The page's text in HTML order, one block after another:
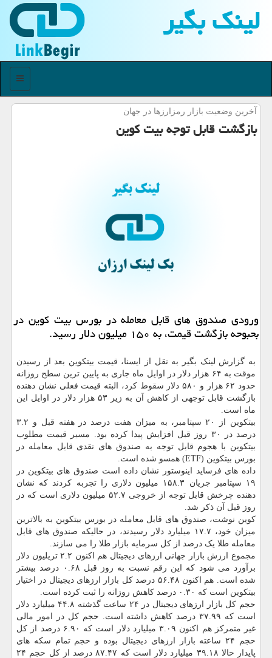
لینك بگیر
منو
آخرین وضعیت بازار رمزارزها در جهان
بازگشت قابل توجه بیت کوین
ورودی صندوق های قابل معامله در بورس بیت کوین در
بحبوحه بازگشت قیمت، به ۱۵۰ میلیون دلار رسید.
به گزارش لینک بگیر به نقل از ایسنا، قیمت بیتکوین بعد از رسیدن
موقت به ۶۴ هزار دلار در اوایل ماه جاری به پایین ترین سطح روزانه
حدود ۶۲ هزار و ۵۸۰ دلار سقوط کرد، البته قیمت فعلی نشان دهنده
بازگشت قابل توجهی از کاهش آن به زیر ۵۳ هزار دلار در اوایل این
ماه است.
بیتکوین از ۲۰ سپتامبر، به میزان هفت درصد در هفته قبل و ۳.۲
درصد در ۳۰ روز قبل افزایش پیدا کرده بود. مسیر قیمت مطلوب
بیتکوین با هجوم قابل توجه به صندوق های نقدی قابل معامله در
بورس بیتکوین (ETF) همسو شده است.
داده های فرساید اینوستور نشان داده است صندوق های بیتکوین در
۱۹ سپتامبر جریان ۱۵۸.۳ میلیون دلاری را تجربه کردند که نشان
دهنده چرخش قابل توجه از خروجی ۵۲.۷ میلیون دلاری است که در
روز قبل آن ذکر شد.
کوین نوشت، صندوق های قابل معامله در بورس بیتکوین به بالاترین
میزان خود، ۱۷.۷ میلیارد دلار رسیدند، در حالیکه صندوق های قابل
معامله طلا یک درصد از کل سرمایه بازار طلا را می سازند.
مجموع ارزش بازار جهانی ارزهای دیجیتال هم اکنون ۲.۲ تریلیون دلار
برآورد می شود که این رقم نسبت به روز قبل ۰.۶۸ درصد بیشتر
شده است. هم اکنون ۵۶.۴۸ درصد کل بازار ارزهای دیجیتال در اختیار
بیتکوین است که ۰.۳۰ درصد کاهش روزانه را ثبت کرده است.
حجم کل بازار ارزهای دیجیتال در ۲۴ ساعت گذشته ۴۴.۸ میلیارد دلار
است که ۳۷.۹۹ درصد کاهش داشته است. حجم کل در امور مالی
غیر متمرکز هم اکنون ۳.۰۹ میلیارد دلار است که ۶.۹۰ درصد از کل
حجم ۲۴ ساعته بازار ارزهای دیجیتال بوده و حجم تمام سکه های
پایدار حالا ۳۹.۱۸ میلیارد دلار است که ۸۷.۴۷ درصد از کل حجم ۲۴